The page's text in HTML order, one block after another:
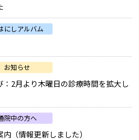
にしアルバム
お知らせ
2月より木曜日の診療時間を拡大し
院中の方へ
（情報更新しました）